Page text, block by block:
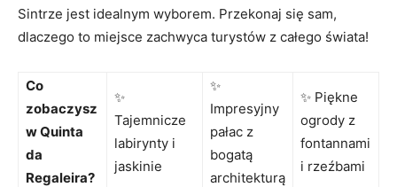
Sintrze jest idealnym wyborem. ⁤Przekonaj się sam,
dlaczego to miejsce zachwyca turystów z całego świata!
Co
zobaczysz
w Quinta
da
Regaleira?
✨
Tajemnicze
labirynty i
jaskinie
✨
Impresyjny
pałac‌ z
bogatą
⁣architekturą
✨ Piękne
ogrody z
fontannami
i rzeźbami